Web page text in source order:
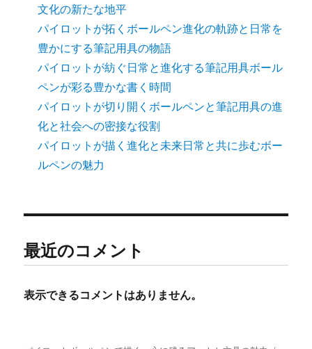
文化の新たな地平
パイロットが拓くボールペン進化の軌跡と日常を
豊かにする筆記用具の物語
パイロットが紡ぐ日常と進化する筆記用具ボール
ペンが彩る豊かな書く時間
パイロットが切り開くボールペンと筆記用具の進
化と社会への密接な役割
パイロットが描く進化と未来日常と共に歩むボー
ルペンの魅力
最近のコメント
表示できるコメントはありません。